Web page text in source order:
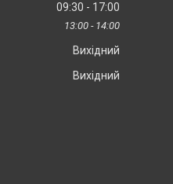
09:30 17:00
13:00 14:00
Вихідний
Вихідний